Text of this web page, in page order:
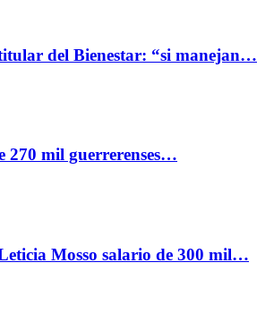
del Bienestar: “si manejan…
270 mil guerrerenses…
Mosso salario de 300 mil…